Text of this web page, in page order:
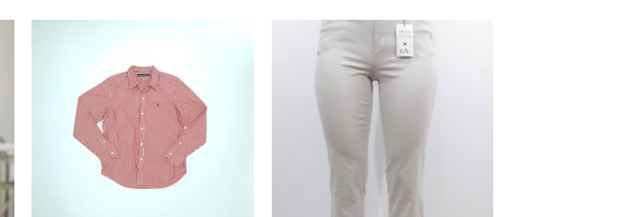
lista de
deseos